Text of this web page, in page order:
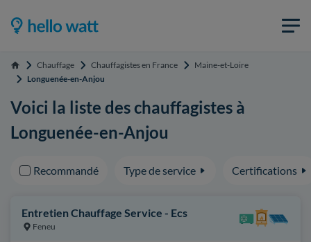
Accueil Chauffage Chauffagistes en France
Maine-et-Loire
Longuenée-en-Anjou
Voici la liste des chauffagistes à
Longuenée-en-Anjou
Recommandé Type de service Certifications
Entretien Chauffage Service - Ecs
Feneu